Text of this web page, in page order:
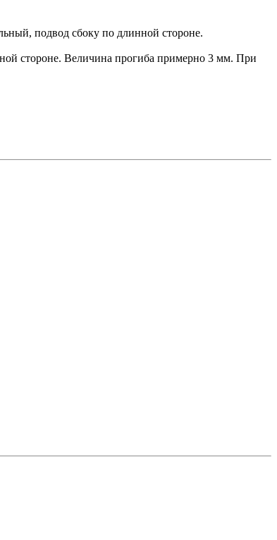
подвод сбоку по длинной стороне.
стороне. Величина прогиба примерно 3 мм. При